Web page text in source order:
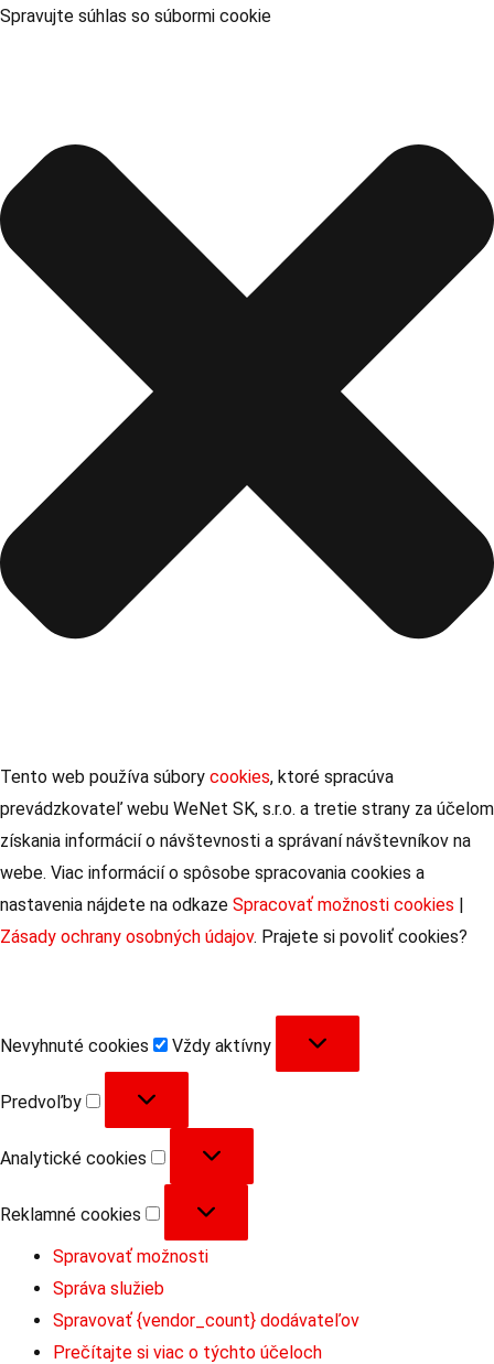
Spravujte súhlas so súbormi cookie
Tento web používa súbory cookies, ktoré spracúva
prevádzkovateľ webu WeNet SK, s.r.o. a tretie strany za účelom
získania informácií o návštevnosti a správaní návštevníkov na
webe. Viac informácií o spôsobe spracovania cookies a
nastavenia nájdete na odkaze Spracovať možnosti cookies |
Zásady ochrany osobných údajov. Prajete si povoliť cookies?
Nevyhnuté cookies
cookies
Vždy aktívny
Predvoľby
Analytické cookies
Reklamné cookies
Spravovať možnosti
Správa služieb
Spravovať {vendor_count} dodávateľov
Prečítajte si viac o týchto účeloch